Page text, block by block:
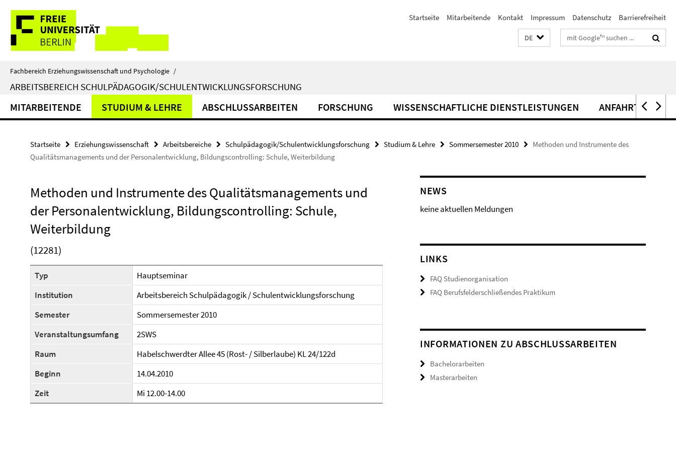
direkt
Inhalt
Service-
Navigation
Startseite Mitarbeitende Kontakt Impressum Datenschutz Barrierefreiheit
DE Suchbegriffe
Fachbereich Erziehungswissenschaft und Psychologie /
ARBEITSBEREICH SCHULPÄDAGOGIK/SCHULENTWICKLUNGSFORSCHUNG
MITARBEITENDE STUDIUM & LEHRE ABSCHLUSSARBEITEN FORSCHUNG WISSENSCHAFTLICHE DIENSTLEISTUNGEN ANFAHRT
Startseite Erziehungswissenschaft Arbeitsbereiche Schulpädagogik/Schulentwicklungsforschung Studium & Lehre Sommersemester 2010
Methoden und Instrumente des
Qualitätsmanagements und der Personalentwicklung, Bildungscontrolling: Schule, Weiterbildung
Methoden und Instrumente des Qualitätsmanagements und
der Personalentwicklung, Bildungscontrolling: Schule,
Weiterbildung
(12281)
Typ
Hauptseminar
Institution
Arbeitsbereich Schulpädagogik / Schulentwicklungsforschung
Semester
Sommersemester 2010
Veranstaltungsumfang
2SWS
Raum
Habelschwerdter Allee 45 (Rost- / Silberlaube) KL 24/122d
Beginn
14.04.2010
Zeit
Mi 12.00-14.00
NEWS
keine aktuellen Meldungen
LINKS
FAQ Studienorganisation
FAQ Berufsfelderschließendes Praktikum
INFORMATIONEN ZU ABSCHLUSSARBEITEN
Bachelorarbeiten
Masterarbeiten